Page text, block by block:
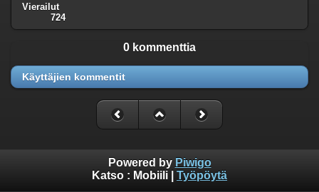
Vierailut
724
0 kommenttia
Käyttäjien kommentit
Powered by Piwigo
Katso : Mobiili Työpöytä